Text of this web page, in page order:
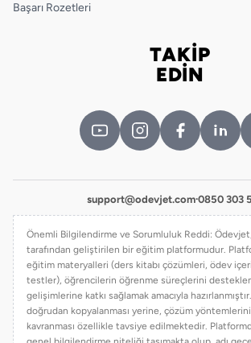
Başarı Rozetleri
TAKİP
EDİN
support@odevjet.com·0850 303
Önemli Bilgilendirme ve Sorumluluk Reddi: Ödevjet,
tarafından geliştirilen bir eğitim platformudur.
eğitim materyalleri (ders kitabı çözümleri, ödev
testler), öğrencilerin öğrenme süreçlerini
gelişimlerine katkı sağlamak amacıyla
doğrudan kopyalanması yerine, çözüm
kavranması özellikle tavsiye edilmektedir.